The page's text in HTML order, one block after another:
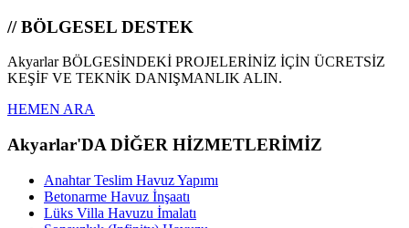
// BÖLGESEL DESTEK
Akyarlar BÖLGESİNDEKİ PROJELERİNİZ İÇİN ÜCRETSİZ
KEŞİF VE TEKNİK DANIŞMANLIK ALIN.
HEMEN ARA
Akyarlar'DA DİĞER HİZMETLERİMİZ
Anahtar Teslim Havuz Yapımı
Betonarme Havuz İnşaatı
Lüks Villa Havuzu İmalatı